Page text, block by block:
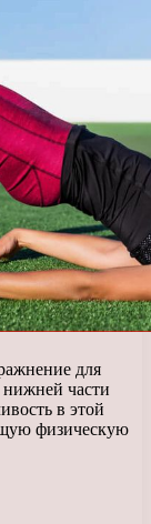
для
части
в этой
физическую